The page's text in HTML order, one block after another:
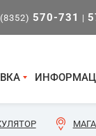
570-731 |